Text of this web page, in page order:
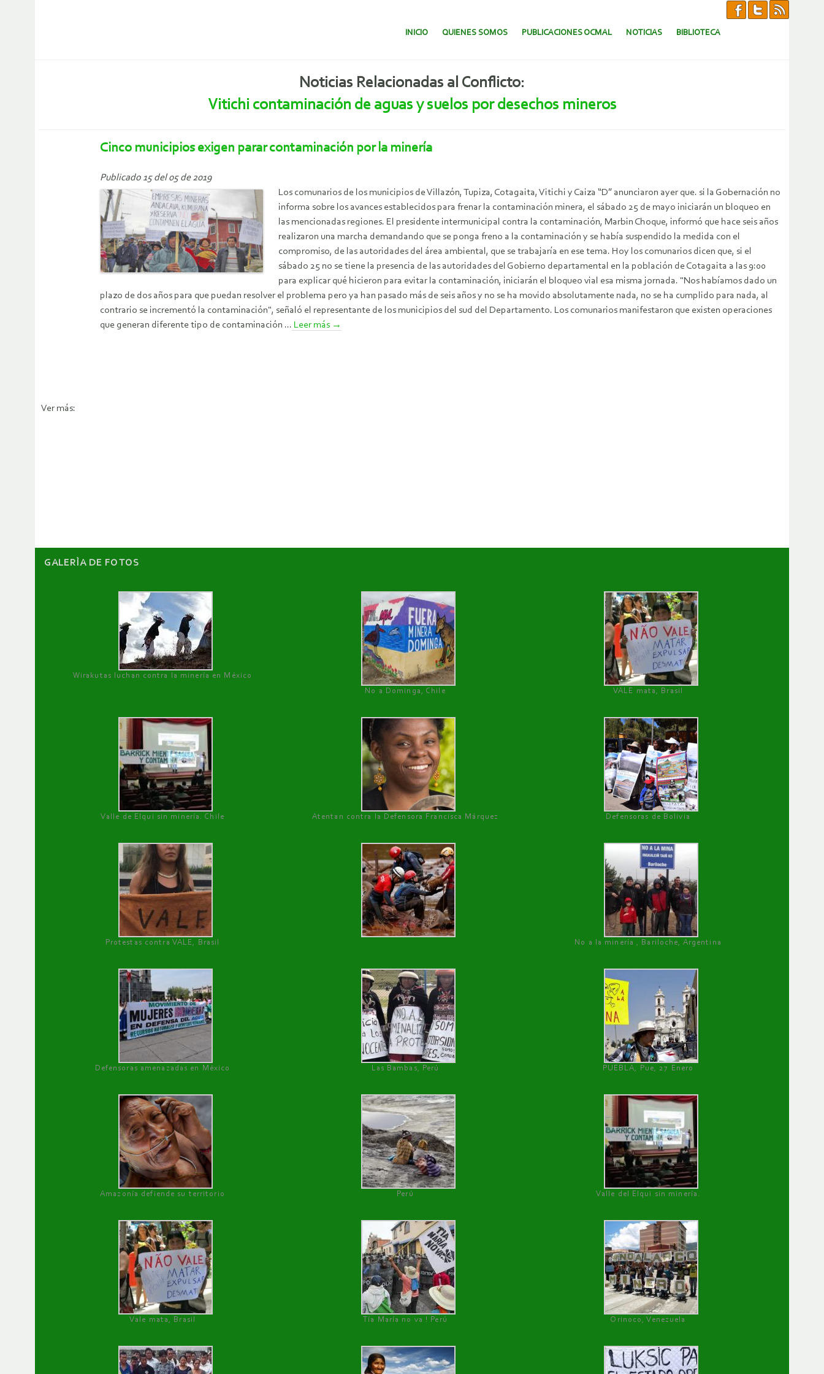
SALTAR AL CONTENIDO.
INICIO QUIENES SOMOS PUBLICACIONES OCMAL NOTICIAS BIBLIOTECA
Noticias Relacionadas al Conflicto:
Vitichi contaminación de aguas y suelos por desechos mineros
Cinco municipios exigen parar contaminación por la minería
Publicado 15 del 05 de 2019
Los comunarios de los municipios de Villazón, Tupiza, Cotagaita, Vitichi y Caiza “D” anunciaron ayer que. si la Gobernación no
informa sobre los avances establecidos para frenar la contaminación minera, el sábado 25 de mayo iniciarán un bloqueo en
las mencionadas regiones. El presidente intermunicipal contra la contaminación, Marbin Choque, informó que hace seis años
realizaron una marcha demandando que se ponga freno a la contaminación y se había suspendido la medida con el
compromiso, de las autoridades del área ambiental, que se trabajaría en ese tema. Hoy los comunarios dicen que, si el
sábado 25 no se tiene la presencia de las autoridades del Gobierno departamental en la población de Cotagaita a las 9:00
para explicar qué hicieron para evitar la contaminación, iniciarán el bloqueo vial esa misma jornada. "Nos habíamos dado un
plazo de dos años para que puedan resolver el problema pero ya han pasado más de seis años y no se ha movido absolutamente nada, no se ha cumplido para nada, al
contrario se incrementó la contaminación", señaló el representante de los municipios del sud del Departamento. Los comunarios manifestaron que existen operaciones
que generan diferente tipo de contaminación ... Leer más →
Ver más:
GALERÌA DE FOTOS
Wirakutas luchan contra la minería en México
No a Dominga, Chile
VALE mata, Brasil
Valle de Elqui sin minería. Chile Atentan contra la Defensora Francisca Márquez Defensoras de Bolivia
Protestas contra VALE, Brasil No a la minería , Bariloche, Argentina
Defensoras amenazadas en México Las Bambas, Perú PUEBLA, Pue, 27 Enero
Amazonía defiende su territorio Perú Valle del Elqui sin minería.
Vale mata, Brasil Tía María no va ! Perú Orinoco, Venezuela